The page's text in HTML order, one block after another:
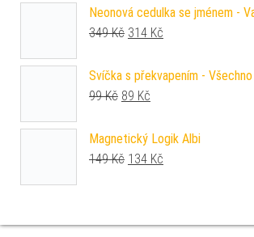
Neonová cedulka se jménem -
349Kč Původní cena byla: 349
314 Kč
Svíčka s překvapením -
99Kč Původní cena byla: 99 Kč.
89 Kč
Magnetický Logik Albi
149Kč Původní cena byla: 149
134 Kč